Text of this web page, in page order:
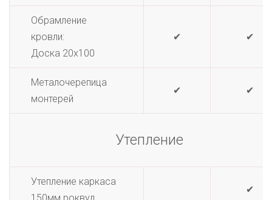
Обрамление
кровли:
Доска 20х100
✔ ✔
Металочерепица
монтерей
✔ ✔
Утепление
Утепление каркаса
✔